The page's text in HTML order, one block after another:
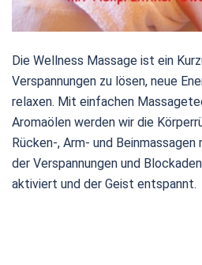
Die Wellness Massage ist ein
Verspannungen zu lösen, neue
relaxen. Mit einfachen
Aromaölen werden wir die
Rücken-, Arm- und
der Verspannungen und
aktiviert und der Geist entspannt.